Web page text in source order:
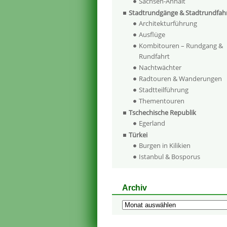
Stadtrundgänge &
Architekturführung
Ausflüge
Kombitouren – Rundgang &
Rundfahrt
Nachtwächter
Radtouren & Wanderungen
Stadtteilführung
Thementouren
Tschechische Republik
Egerland
Türkei
Burgen in Kilikien
Istanbul & Bosporus
Archiv
Archiv